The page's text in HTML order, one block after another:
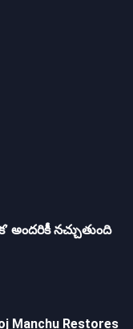
అందరికీ నచ్చుతుంది
Manchu Restores